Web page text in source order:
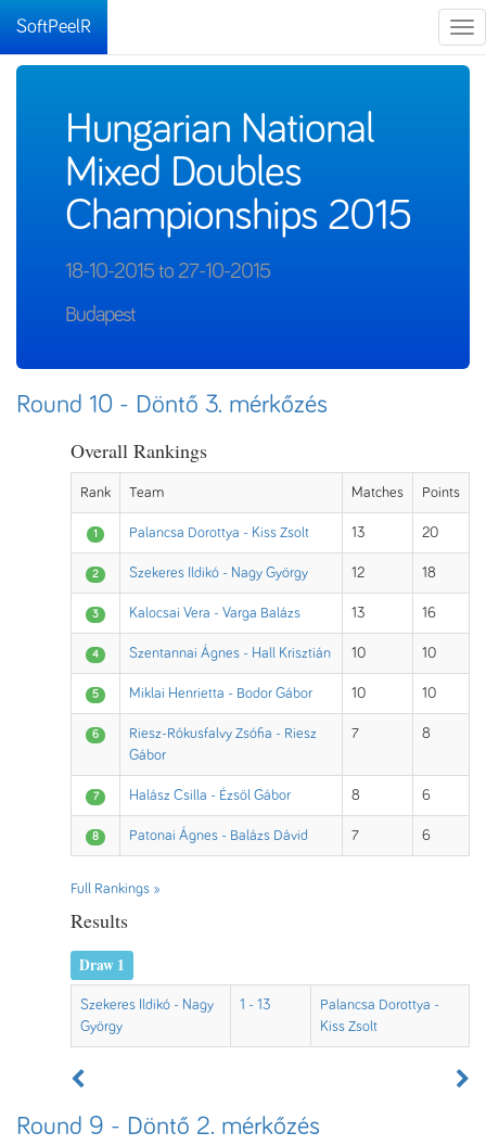
SoftPeelR
Hungarian National
Mixed Doubles
Championships 2015
18-10-2015 to 27-10-2015
Budapest
Round 10 - Döntő 3. mérkőzés
Overall Rankings
Rank Team Matches Points
1 Palancsa Dorottya - Kiss Zsolt 13 20
2 Szekeres Ildikó - Nagy György 12 18
3 Kalocsai Vera - Varga Balázs 13 16
4 Szentannai Ágnes - Hall Krisztián 10 10
5 Miklai Henrietta - Bodor Gábor 10 10
6
Riesz-Rókusfalvy Zsófia - Riesz
Gábor
7 8
7 Halász Csilla - Ézsöl Gábor 8 6
8 Patonai Ágnes - Balázs Dávid 7 6
Full Rankings »
Results
Draw 1
Szekeres Ildikó - Nagy
György
1 - 13
Palancsa Dorottya -
Kiss Zsolt
Round 9 - Döntő 2. mérkőzés